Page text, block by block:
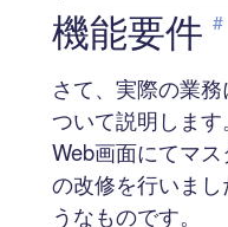
機能要件 #
さて、実際の業
ついて説明します。
Web画面にてマ
の改修を行いま
うなものです。